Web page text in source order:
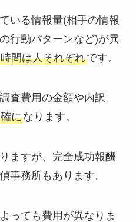
いる情報量(相手の情報
行動パターンなど)が異
間は人それぞれです。
査費用の金額や内訳
になります。
ますが、完全成功報酬
事務所もあります。
っても費用が異なりま